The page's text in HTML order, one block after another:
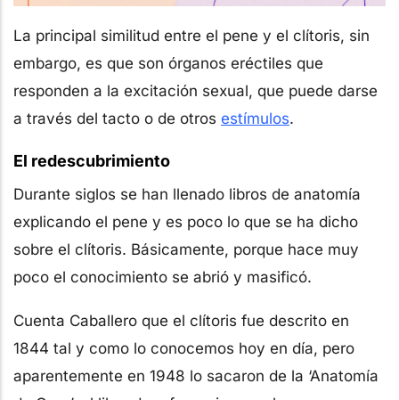
La principal similitud entre el pene y el clítoris, sin
embargo, es que son órganos eréctiles que
responden a la excitación sexual, que puede darse
a través del tacto o de otros estímulos.
El redescubrimiento
Durante siglos se han llenado libros de anatomía
explicando el pene y es poco lo que se ha dicho
sobre el clítoris. Básicamente, porque hace muy
poco el conocimiento se abrió y masificó.
Cuenta Caballero que el clítoris fue descrito en
1844 tal y como lo conocemos hoy en día, pero
aparentemente en 1948 lo sacaron de la ‘Anatomía